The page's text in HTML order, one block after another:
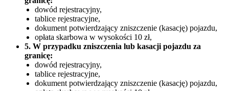
dowód rejestracyjny,
tablice rejestracyjne,
dokument potwierdzający zniszczenie (kasację) pojazdu,
opłata skarbowa w wysokości 10 zł,
5. W przypadku zniszczenia lub kasacji pojazdu za
granicę:
dowód rejestracyjny,
tablice rejestracyjne,
dokument potwierdzający zniszczenie (kasację) pojazdu,